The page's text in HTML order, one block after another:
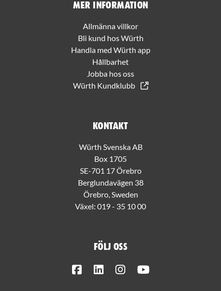
Mer information
Allmänna villkor
Bli kund hos Würth
Handla med Würth app
Hållbarhet
Jobba hos oss
Würth Kundklubb
Kontakt
Würth Svenska AB
Box 1705
SE-701 17 Örebro
Berglundavägen 38
Örebro, Sweden
Växel: 019 - 35 10 00
Följ oss
FacebookLinkedInInstagram